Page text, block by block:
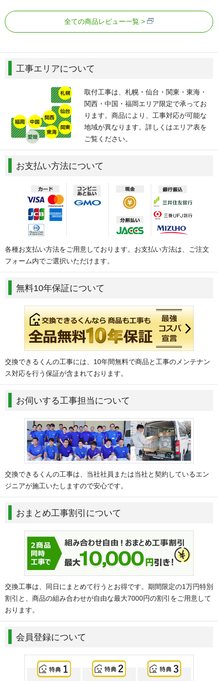
全ての商品レビュー一覧
工事エリアについて
取付工事は、札幌・仙台・関東・東海・
関西・中国・福岡エリア限定で承ってお
ります。商品により、工事対応が可能な
地域が異なります。詳しくはエリア表を
ご覧ください。
お支払い方法について
各種お支払い方法をご用意しております。お支払い方法は、ご注文
フォーム内でご選択いただけます。
無料10年保証について
交換できるくんの工事には、10年間無料で商品と工事のメンテナン
ス対応を行う保証が含まれております。
お伺いする工事担当について
交換できるくんの工事は、当社社員または当社と契約しているエン
ジニアが施工いたしますので安心です。
おまとめ工事割引について
交換工事は、同日にまとめて行うとお得です。期間限定の1万円特別
割引と、商品の組み合わせが自由な最大7000円の割引をご用意して
おります。
会員登録について